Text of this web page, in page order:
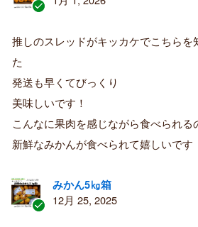
証
済
購
者
推しのスレッドがキッカケでこちらを
た
発送も早くてびっくり
美味しいです！
こんなに果肉を感じながら食べられる
新鮮なみかんが食べられて嬉しいです
みかん5㎏箱
12月 25, 2025